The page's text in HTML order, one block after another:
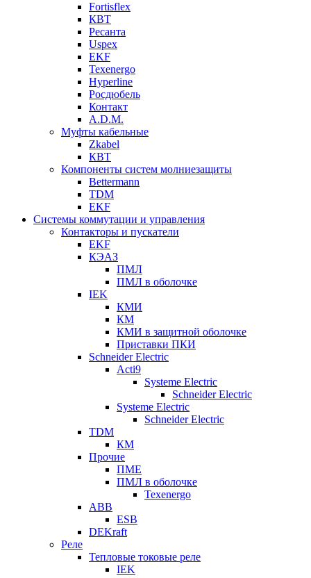
Fortisflex
КВТ
Ресанта
Uspex
EKF
Texenergo
Hyperline
Росдюбель
Контакт
A.D.M.
Муфты кабельные
Zkabel
КВТ
Компоненты систем молниезащиты
Bettermann
TDM
EKF
Системы коммутации и управления
Контакторы и пускатели
EKF
КЭАЗ
ПМЛ
ПМЛ в оболочке
IEK
КМИ
КМ
КМИ в защитной оболочке
Приставки ПКИ
Schneider Electric
Acti9
Systeme Electric
Schneider Electric
Systeme Electric
Schneider Electric
TDM
КМ
Прочие
ПМЕ
ПМЛ в оболочке
Texenergo
ABB
ESB
DEKraft
Реле
Тепловые токовые реле
IEK